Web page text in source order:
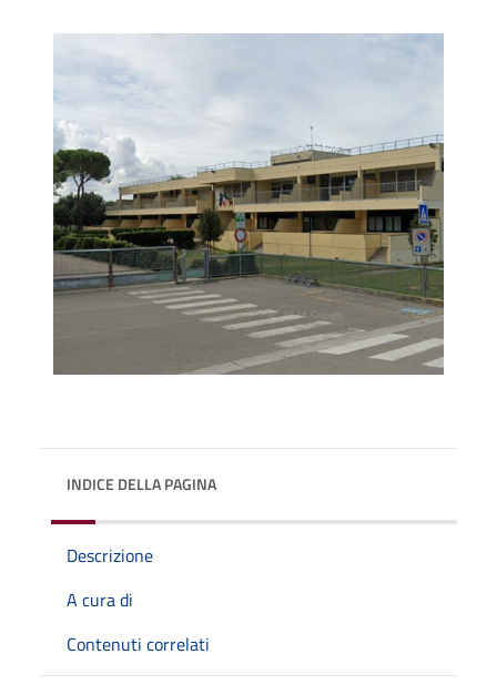
INDICE DELLA PAGINA
Descrizione
A cura di
Contenuti correlati